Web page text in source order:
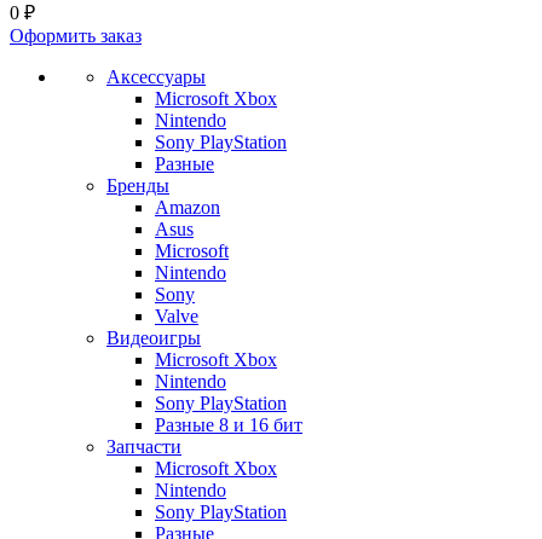
0 ₽
Оформить заказ
Аксессуары
Microsoft Xbox
Nintendo
Sony PlayStation
Разные
Бренды
Amazon
Asus
Microsoft
Nintendo
Sony
Valve
Видеоигры
Microsoft Xbox
Nintendo
Sony PlayStation
Разные 8 и 16 бит
Запчасти
Microsoft Xbox
Nintendo
Sony PlayStation
Разные